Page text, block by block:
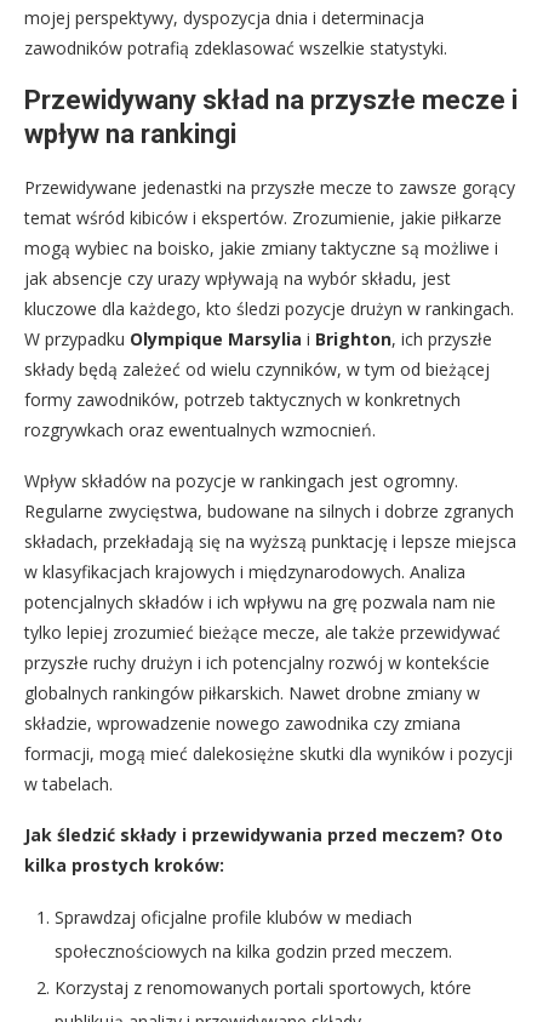
mojej perspektywy, dyspozycja dnia i determinacja
zawodników potrafią zdeklasować wszelkie statystyki.
Przewidywany skład na przyszłe mecze i
wpływ na rankingi
Przewidywane jedenastki na przyszłe mecze to zawsze gorący
temat wśród kibiców i ekspertów. Zrozumienie, jakie piłkarze
mogą wybiec na boisko, jakie zmiany taktyczne są możliwe i
jak absencje czy urazy wpływają na wybór składu, jest
kluczowe dla każdego, kto śledzi pozycje drużyn w rankingach.
W przypadku Olympique Marsylia i Brighton, ich przyszłe
składy będą zależeć od wielu czynników, w tym od bieżącej
formy zawodników, potrzeb taktycznych w konkretnych
rozgrywkach oraz ewentualnych wzmocnień.
Wpływ składów na pozycje w rankingach jest ogromny.
Regularne zwycięstwa, budowane na silnych i dobrze zgranych
składach, przekładają się na wyższą punktację i lepsze miejsca
w klasyfikacjach krajowych i międzynarodowych. Analiza
potencjalnych składów i ich wpływu na grę pozwala nam nie
tylko lepiej zrozumieć bieżące mecze, ale także przewidywać
przyszłe ruchy drużyn i ich potencjalny rozwój w kontekście
globalnych rankingów piłkarskich. Nawet drobne zmiany w
składzie, wprowadzenie nowego zawodnika czy zmiana
formacji, mogą mieć dalekosiężne skutki dla wyników i pozycji
w tabelach.
Jak śledzić składy i przewidywania przed meczem? Oto
kilka prostych kroków:
Sprawdzaj oficjalne profile klubów w mediach
społecznościowych na kilka godzin przed meczem.
Korzystaj z renomowanych portali sportowych, które